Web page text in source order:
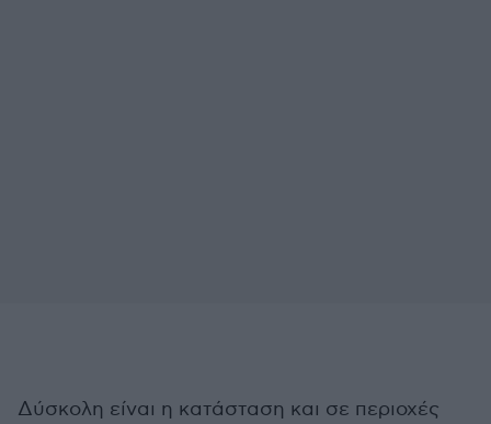
Δύσκολη είναι η κατάσταση και σε περιοχές